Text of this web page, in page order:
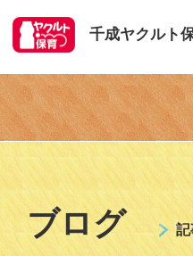
千成ヤクルト
ブログ 記